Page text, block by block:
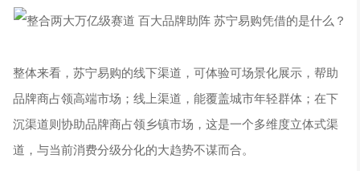
整体来看，苏宁易购的线下渠道，可体验可场景化展示，帮助
品牌商占领高端市场；线上渠道，能覆盖城市年轻群体；在下
沉渠道则协助品牌商占领乡镇市场，这是一个多维度立体式渠
道，与当前消费分级分化的大趋势不谋而合。